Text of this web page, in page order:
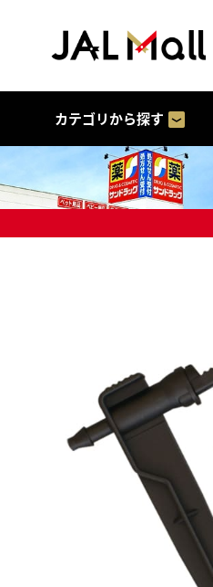
カテゴリから探す